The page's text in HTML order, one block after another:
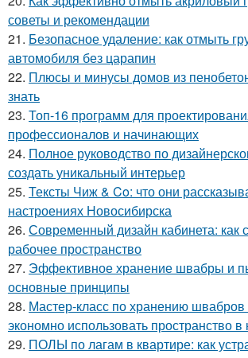
советы и рекомендации
21. Безопасное удаление: как отмыть
автомобиля без царапин
22. Плюсы и минусы домов из
знать
23. Топ-16 программ для
профессионалов и начинающих
24. Полное руководство по
создать уникальный интерьер
25. Тексты Чиж & Co: что они
настроениях Новосибирска
26. Современный дизайн кабинета: как
рабочее пространство
27. Эффективное хранение швабры и
основные принципы
28. Мастер-класс по хранению швабров
экономно использовать пространство в
29. ПОЛЫ по лагам в квартире: как